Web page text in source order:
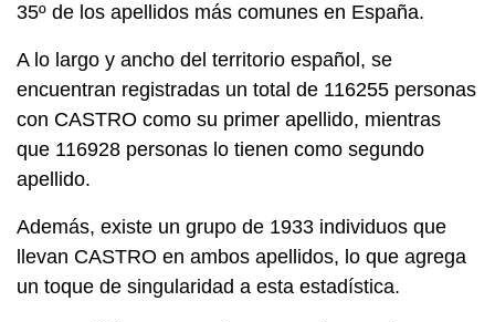
35º de los apellidos más comunes en España.
A lo largo y ancho del territorio español, se
encuentran registradas un total de 116255 personas
con CASTRO como su primer apellido, mientras
que 116928 personas lo tienen como segundo
apellido.
Además, existe un grupo de 1933 individuos que
llevan CASTRO en ambos apellidos, lo que agrega
un toque de singularidad a esta estadística.